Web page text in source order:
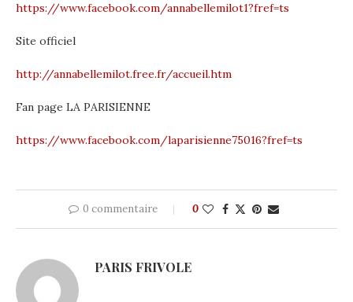
https://www.facebook.com/annabellemilot1?fref=ts
Site officiel
http://annabellemilot.free.fr/accueil.htm
Fan page LA PARISIENNE
https://www.facebook.com/laparisienne75016?fref=ts
0 commentaire 0
PARIS FRIVOLE